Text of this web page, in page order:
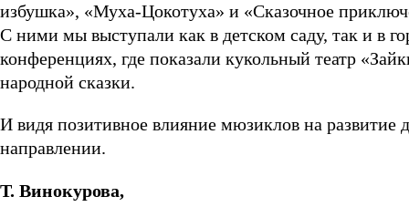
избушка», «Муха-Цокотуха» и «Сказочное
С ними мы выступали как в детском саду, так и в
конференциях, где показали кукольный театр
народной сказки.
И видя позитивное влияние мюзиклов на развитие
направлении.
Т. Винокурова,